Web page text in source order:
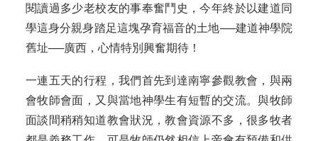
閱讀過多少老校友的事奉奮鬥史，今年終於以建道同
學這身分親身踏足這塊孕育福音的土地──建道神學院
舊址──廣西，心情特別興奮期待！
一連五天的行程，我們首先到達南寧參觀教會，與兩
會牧師會面，又與當地神學生有短暫的交流。與牧師
面談間稍稍知道教會狀況，教會資源不多，很多牧者